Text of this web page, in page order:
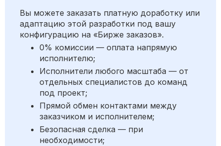
Вы можете заказать платную доработку или
адаптацию этой разработки под вашу
конфигурацию на «Бирже заказов».
0% комиссии — оплата напрямую
исполнителю;
Исполнители любого масштаба — от
отдельных специалистов до команд
под проект;
Прямой обмен контактами между
заказчиком и исполнителем;
Безопасная сделка — при
необходимости;